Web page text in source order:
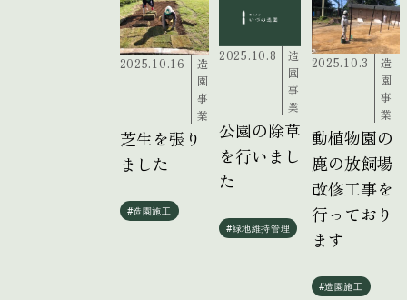
2025.10.16
造
園
事
業
芝生を張り
ました
#造園施工
2025.10.8
造
園
事
業
公園の除草
を行いまし
た
#緑地維持管理
2025.10.3
造
園
事
業
動植物園の
鹿の放飼場
改修工事を
行っており
ます
#造園施工